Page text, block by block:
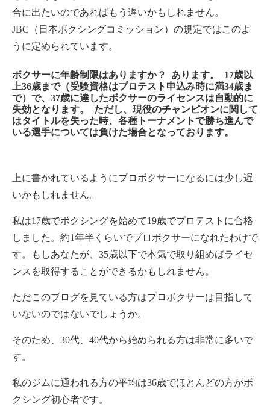
合に出たいのであればもう遅いかもしれません。
JBC（日本ボクシングコミッション）の規定ではこのよ
うに定められています。
ボクサーに年齢制限はありますか？ あります。 17歳 以
上36歳まで（受験資格はプロテスト申込み時に満34歳ま
で）で、 37歳に達したボクサーのライセンスは自動的に
失効となります。 ただし、現役のチャンピオンに関して
はタイトルを失った時、各種トーナメントで勝ち進んで
いる選手については負けた場合となっております。
上に書かれているようにプロボクサーになるには少し遅
いかもしれません。
私は17歳でボクシングを始めて19歳でプロテストに合格
しました。約1年半くらいでプロボクサーになれたわけで
す。もしあなたが、35歳以下で本気で取り組めばライセ
ンスを取得することができるかもしれません。
ただこのブログを見ている方はプロボクサーは目指して
いないのではないでしょうか。
そのため、30代、40代から始められる方は非常に多いで
す。
私のジムに通われる方の平均は36歳でほとんどの方がボ
クシング初心者です。